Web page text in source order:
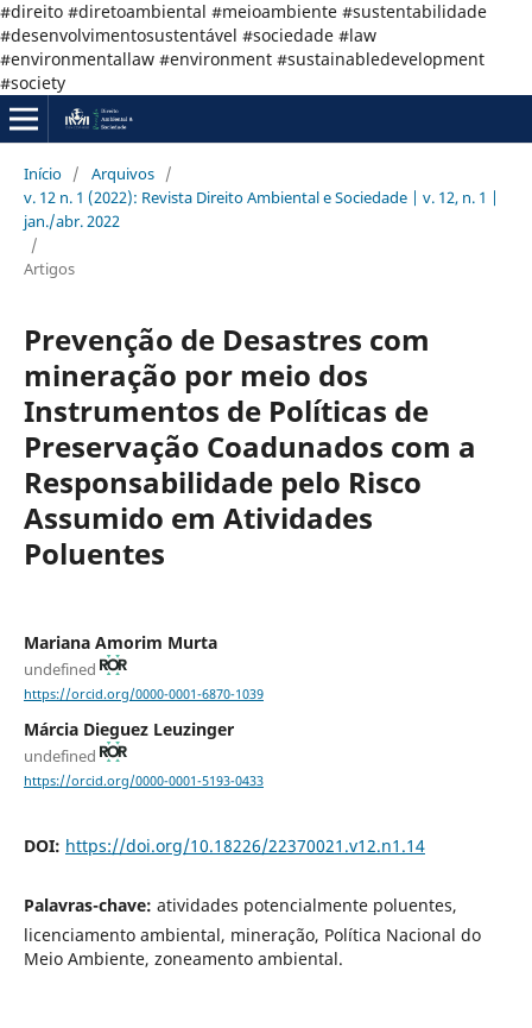
#direito #diretoambiental #meioambiente #sustentabilidade
#desenvolvimentosustentável #sociedade #law
#environmentallaw #environment #sustainabledevelopment
#society
Início / Arquivos /
v. 12 n. 1 (2022): Revista Direito Ambiental e Sociedade | v. 12, n. 1 |
jan./abr. 2022
/
Artigos
Prevenção de Desastres com
mineração por meio dos
Instrumentos de Políticas de
Preservação Coadunados com a
Responsabilidade pelo Risco
Assumido em Atividades
Poluentes
Mariana Amorim Murta
undefined
https://orcid.org/0000-0001-6870-1039
Márcia Dieguez Leuzinger
undefined
https://orcid.org/0000-0001-5193-0433
DOI: https://doi.org/10.18226/22370021.v12.n1.14
Palavras-chave: atividades potencialmente poluentes,
licenciamento ambiental, mineração, Política Nacional do
Meio Ambiente, zoneamento ambiental.